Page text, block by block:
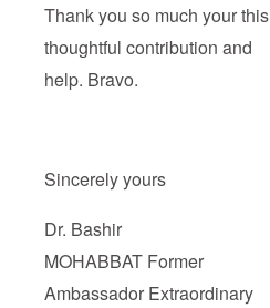
Thank you so much your this
thoughtful contribution and
help. Bravo.
Sincerely yours
Dr. Bashir
MOHABBAT Former
Ambassador Extraordinary